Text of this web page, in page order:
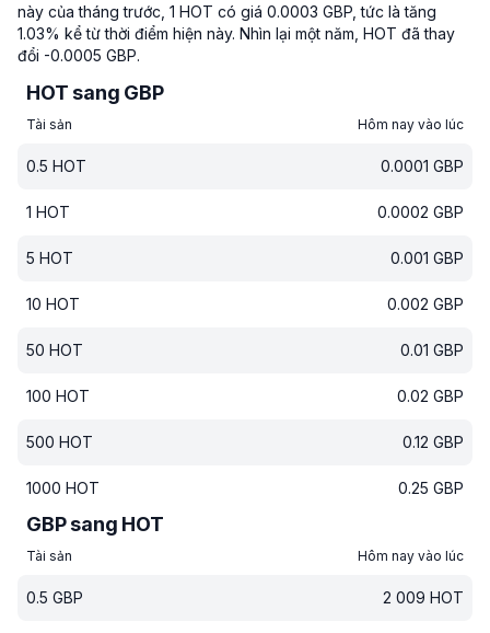
này của tháng trước, 1 HOT có giá 0.0003 GBP, tức là tăng
1.03% kể từ thời điểm hiện này. Nhìn lại một năm, HOT đã thay
đổi -0.0005 GBP.
HOT sang GBP
Tài sản Hôm nay vào lúc
0.5 HOT 0.0001 GBP
1 HOT 0.0002 GBP
5 HOT 0.001 GBP
10 HOT 0.002 GBP
50 HOT 0.01 GBP
100 HOT 0.02 GBP
500 HOT 0.12 GBP
1000 HOT 0.25 GBP
GBP sang HOT
Tài sản Hôm nay vào lúc
0.5 GBP 2 009 HOT